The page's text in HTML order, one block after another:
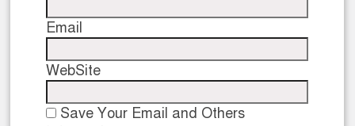
Email
WebSite
Save Your Email and Others